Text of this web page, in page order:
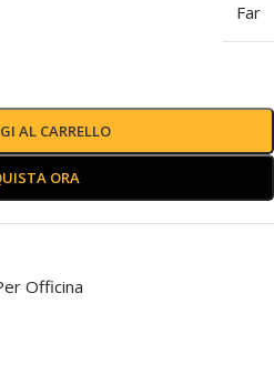
Far
AL CARRELLO
ORA
Officina